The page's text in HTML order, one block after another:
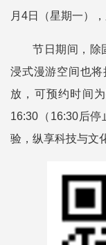
月4日（星期一）
节日期间，除
浸式漫游空间也
放，可预约时间
16:30（16:30后
验，纵享科技与文